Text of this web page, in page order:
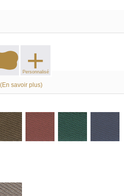
+
Personnalisé
(En savoir plus)